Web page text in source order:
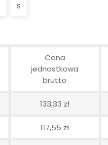
S
Cena
jednostkowa
brutto
133,33 zł
117,55 zł